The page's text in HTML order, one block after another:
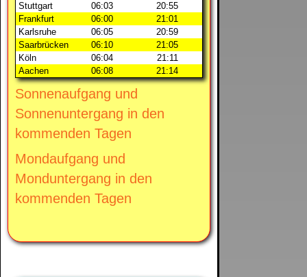
Stuttgart
06:03
20:55
Frankfurt
06:00
21:01
Karlsruhe
06:05
20:59
Saarbrücken
06:10
21:05
Köln
06:04
21:11
Aachen
06:08 21:14
Sonnenaufgang und
Sonnenuntergang in den
kommenden Tagen
Mondaufgang und
Monduntergang in den
kommenden Tagen